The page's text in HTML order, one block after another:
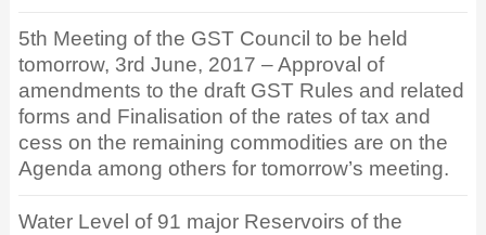
5th Meeting of the GST Council to be held
tomorrow, 3rd June, 2017 – Approval of
amendments to the draft GST Rules and related
forms and Finalisation of the rates of tax and
cess on the remaining commodities are on the
Agenda among others for tomorrow’s meeting.
Water Level of 91 major Reservoirs of the